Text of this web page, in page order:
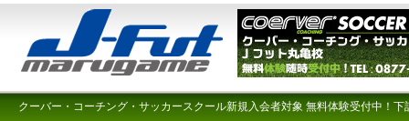
クーバー・コーチング・サッカースクール新規入会者対象 無料体験受付中！